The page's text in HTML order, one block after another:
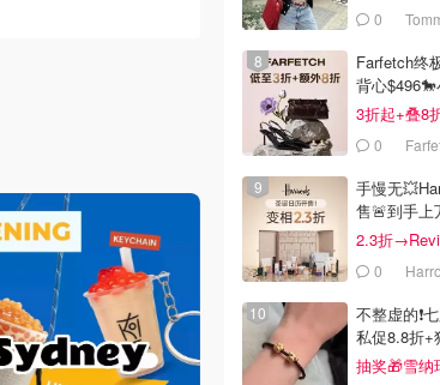
0
Farfetch终
背心
3折起+叠8
0
手慢无
售🚨到手上
2.3折
本！0
不整虚的❗️
私促8.8折+
抽奖🎁雪纳